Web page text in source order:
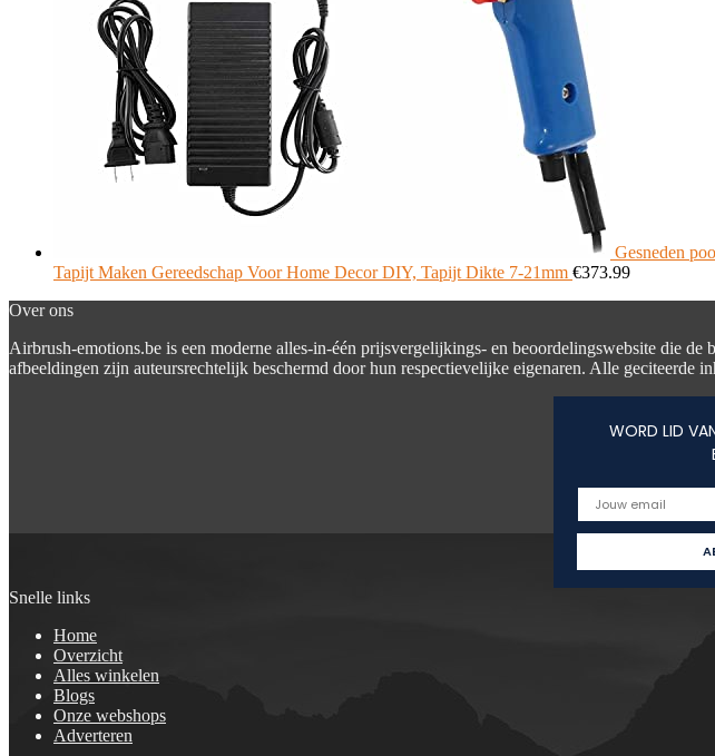
Gesneden
Tapijt Maken Gereedschap Voor Home Decor DIY, Tapijt Dikte 7-21mm €373.99
Over ons
Airbrush-emotions.be is een moderne alles-in-één prijsvergelijkings- en beoordelingswebsite die
afbeeldingen zijn auteursrechtelijk beschermd door hun respectievelijke eigenaren. Alle geciteerde
WORD LID
Snelle links
Home
Overzicht
Alles winkelen
Blogs
Onze webshops
Adverteren